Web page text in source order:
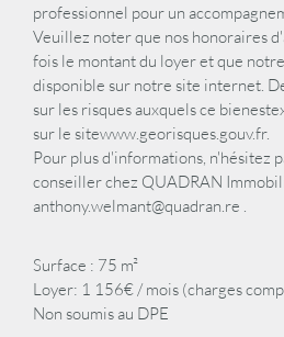
professionnel pour un
Veuillez noter que nos honoraires
fois le montant du loyer et que
disponible sur notre site internet.
sur les risques auxquels ce
sur le sitewww.georisques.gouv.fr.
Pour plus d'informations, n'hésitez
conseiller chez QUADRAN
anthony.welmant@quadran.re .
Surface : 75 m²
Loyer: 1 156€ / mois (charges
Non soumis au DPE